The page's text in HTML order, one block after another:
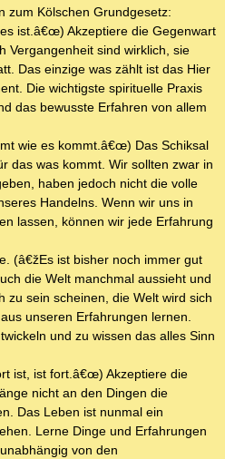
zum Kölschen Grundgesetz:
ist.â€œ) Akzeptiere die Gegenwart
Vergangenheit sind wirklich, sie
Das einzige was zählt ist das Hier
Die wichtigste spirituelle Praxis
das bewusste Erfahren von allem
wie es kommt.â€œ) Das Schiksal
das was kommt. Wir sollten zwar in
haben jedoch nicht die volle
Handelns. Wenn wir uns in
lassen, können wir jede Erfahrung
(â€žEs ist bisher noch immer gut
die Welt manchmal aussieht und
zu sein scheinen, die Welt wird sich
unseren Erfahrungen lernen.
und zu wissen das alles Sinn
ist, ist fort.â€œ) Akzeptiere die
nicht an den Dingen die
Das Leben ist nunmal ein
Lerne Dinge und Erfahrungen
von den